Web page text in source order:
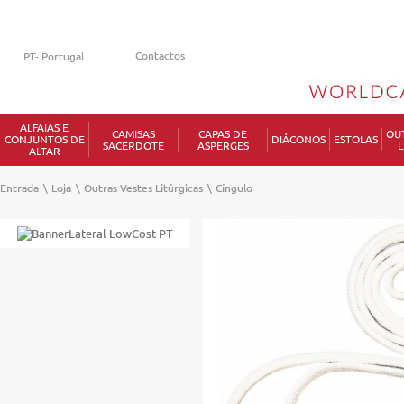
Contactos
ALFAIAS E
CONJUNTOS DE
ALTAR
CAMISAS
SACERDOTE
CAPAS DE
ASPERGES
DIÁCONOS ESTOLAS
Entrada \ Loja \ Outras Vestes Litúrgicas \ Cíngulo